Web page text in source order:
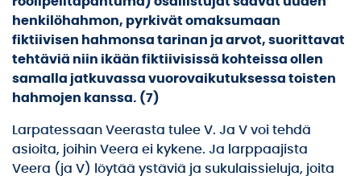
henkilöhahmon, pyrkivät omaksumaan
fiktiivisen hahmonsa tarinan ja arvot, suorittavat
tehtäviä niin ikään fiktiivisissä kohteissa ollen
samalla jatkuvassa vuorovaikutuksessa toisten
hahmojen kanssa. (7)
Larpatessaan Veerasta tulee V. Ja V voi tehdä
asioita, joihin Veera ei kykene. Ja larppaajista
Veera (ja V) löytää ystäviä ja sukulaissieluja, joita